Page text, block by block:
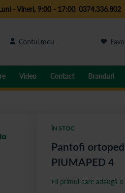
- Vineri, 9:00 - 17:00, 0374.336.802
Contul meu
Video Contact Branduri
Pantofi
PIUMAPED 4
ÎN STOC
Fii primul care adaugă